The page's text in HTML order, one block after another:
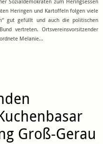
Heringen und Kartoffeln folgen viele
gut gefüllt und auch die politischen
vertreten. Ortsvereinsvorsitzender
Melanie…
Groß-Gerau